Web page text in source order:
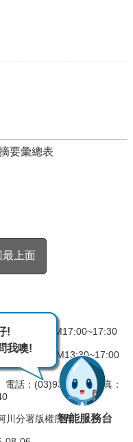
要彙總表
最上面
班時間：PM17:00~17:30
PM13:30~17:00
電話：(03)9324031 傳真：
川分署版權所有
!
我噢!
智能服務台